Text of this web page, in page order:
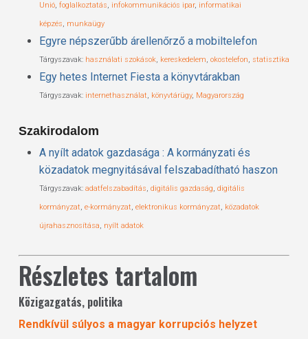
Unió, foglalkoztatás, infokommunikációs ipar, informatikai
képzés, munkaügy
Egyre népszerűbb árellenőrző a mobiltelefon
Tárgyszavak: használati szokások, kereskedelem, okostelefon, statisztika
Egy hetes Internet Fiesta a könyvtárakban
Tárgyszavak: internethasználat, könyvtárügy, Magyarország
Szakirodalom
A nyílt adatok gazdasága : A kormányzati és
közadatok megnyitásával felszabadítható haszon
Tárgyszavak: adatfelszabadítás, digitális gazdaság, digitális
kormányzat, e-kormányzat, elektronikus kormányzat, közadatok
újrahasznosítása, nyílt adatok
Részletes tartalom
Közigazgatás, politika
Rendkívül súlyos a magyar korrupciós helyzet